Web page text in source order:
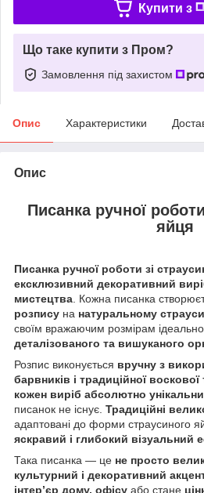
Купити з
Що таке купити з Пром?
Замовлення під захистом
Опис Характеристики
Опис
Писанка ручної
яйця
Писанка ручної роботи зі
ексклюзивний декоративний
мистецтва. Кожна писанка
розпису на натуральному
своїм вражаючим розмірам
деталізованого та вишуканого
Розпис виконується вручну з
барвників і традиційної воскової
кожен виріб абсолютно
писанок не існує. Традиційні
адаптовані до форми страусиного
яскравий і глибокий візуальний
Така писанка — це не просто
культурний і декоративний
інтер’єр дому, офісу або стане